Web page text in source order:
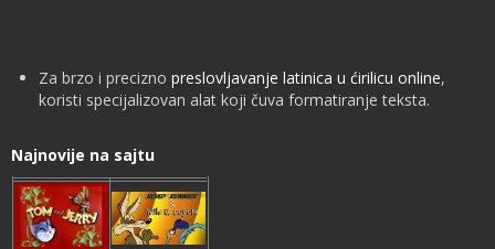
Za brzo i precizno preslovljavanje latinica u ćirilicu online,
koristi specijalizovan alat koji čuva formatiranje teksta.
Najnovije na sajtu